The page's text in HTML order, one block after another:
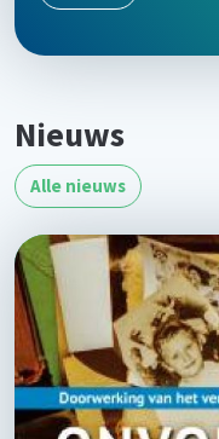
Nieuws
Alle nieuws